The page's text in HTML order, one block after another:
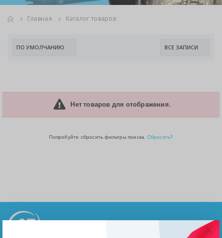
Главная Каталог товаров
Нет товаров для отображения.
Попробуйте сбросить фильтры поиска. Сбросить?